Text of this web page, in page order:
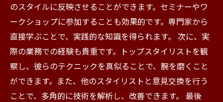
のスタイルに反映させることができます。セミナーやワ
ークショップに参加することも効果的です。専門家から
直接学ぶことで、実践的な知識を得られます。 次に、実
際の業務での経験も貴重です。トップスタイリストを観
察し、彼らのテクニックを真似ることで、腕を磨くこと
ができます。また、他のスタイリストと意見交換を行う
ことで、多角的に技術を解析し、改善できます。 最後